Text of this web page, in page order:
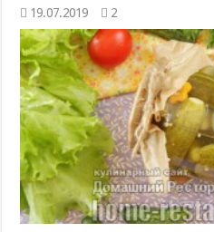
19.07.2019 2